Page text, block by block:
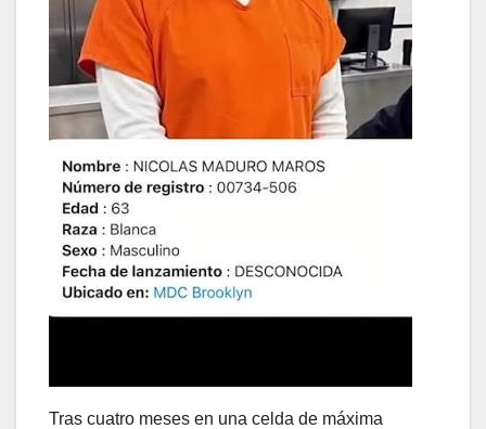
Tras cuatro meses en una celda de máxima